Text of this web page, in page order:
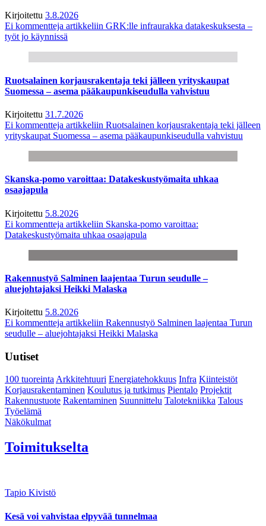
Kirjoitettu 3.8.2026
Ei kommentteja artikkeliin GRK:lle infraurakka datakeskuksesta –
työt jo käynnissä
Ruotsalainen korjausrakentaja teki jälleen yrityskaupat
Suomessa – asema pääkaupunkiseudulla vahvistuu
Kirjoitettu 31.7.2026
Ei kommentteja artikkeliin Ruotsalainen korjausrakentaja teki jälleen
yrityskaupat Suomessa – asema pääkaupunkiseudulla vahvistuu
Skanska-pomo varoittaa: Datakeskustyömaita uhkaa
osaajapula
Kirjoitettu 5.8.2026
Ei kommentteja artikkeliin Skanska-pomo varoittaa:
Datakeskustyömaita uhkaa osaajapula
Rakennustyö Salminen laajentaa Turun seudulle –
aluejohtajaksi Heikki Malaska
Kirjoitettu 5.8.2026
Ei kommentteja artikkeliin Rakennustyö Salminen laajentaa Turun
seudulle – aluejohtajaksi Heikki Malaska
Uutiset
100 tuoreintaArkkitehtuuri Energiatehokkuus Infra Kiinteistöt
Korjausrakentaminen Koulutus ja tutkimus Pientalo Projektit
Rakennustuote Rakentaminen Suunnittelu Talotekniikka Talous
Työelämä
Näkökulmat
Toimitukselta
Tapio Kivistö
Kesä voi vahvistaa elpyvää tunnelmaa